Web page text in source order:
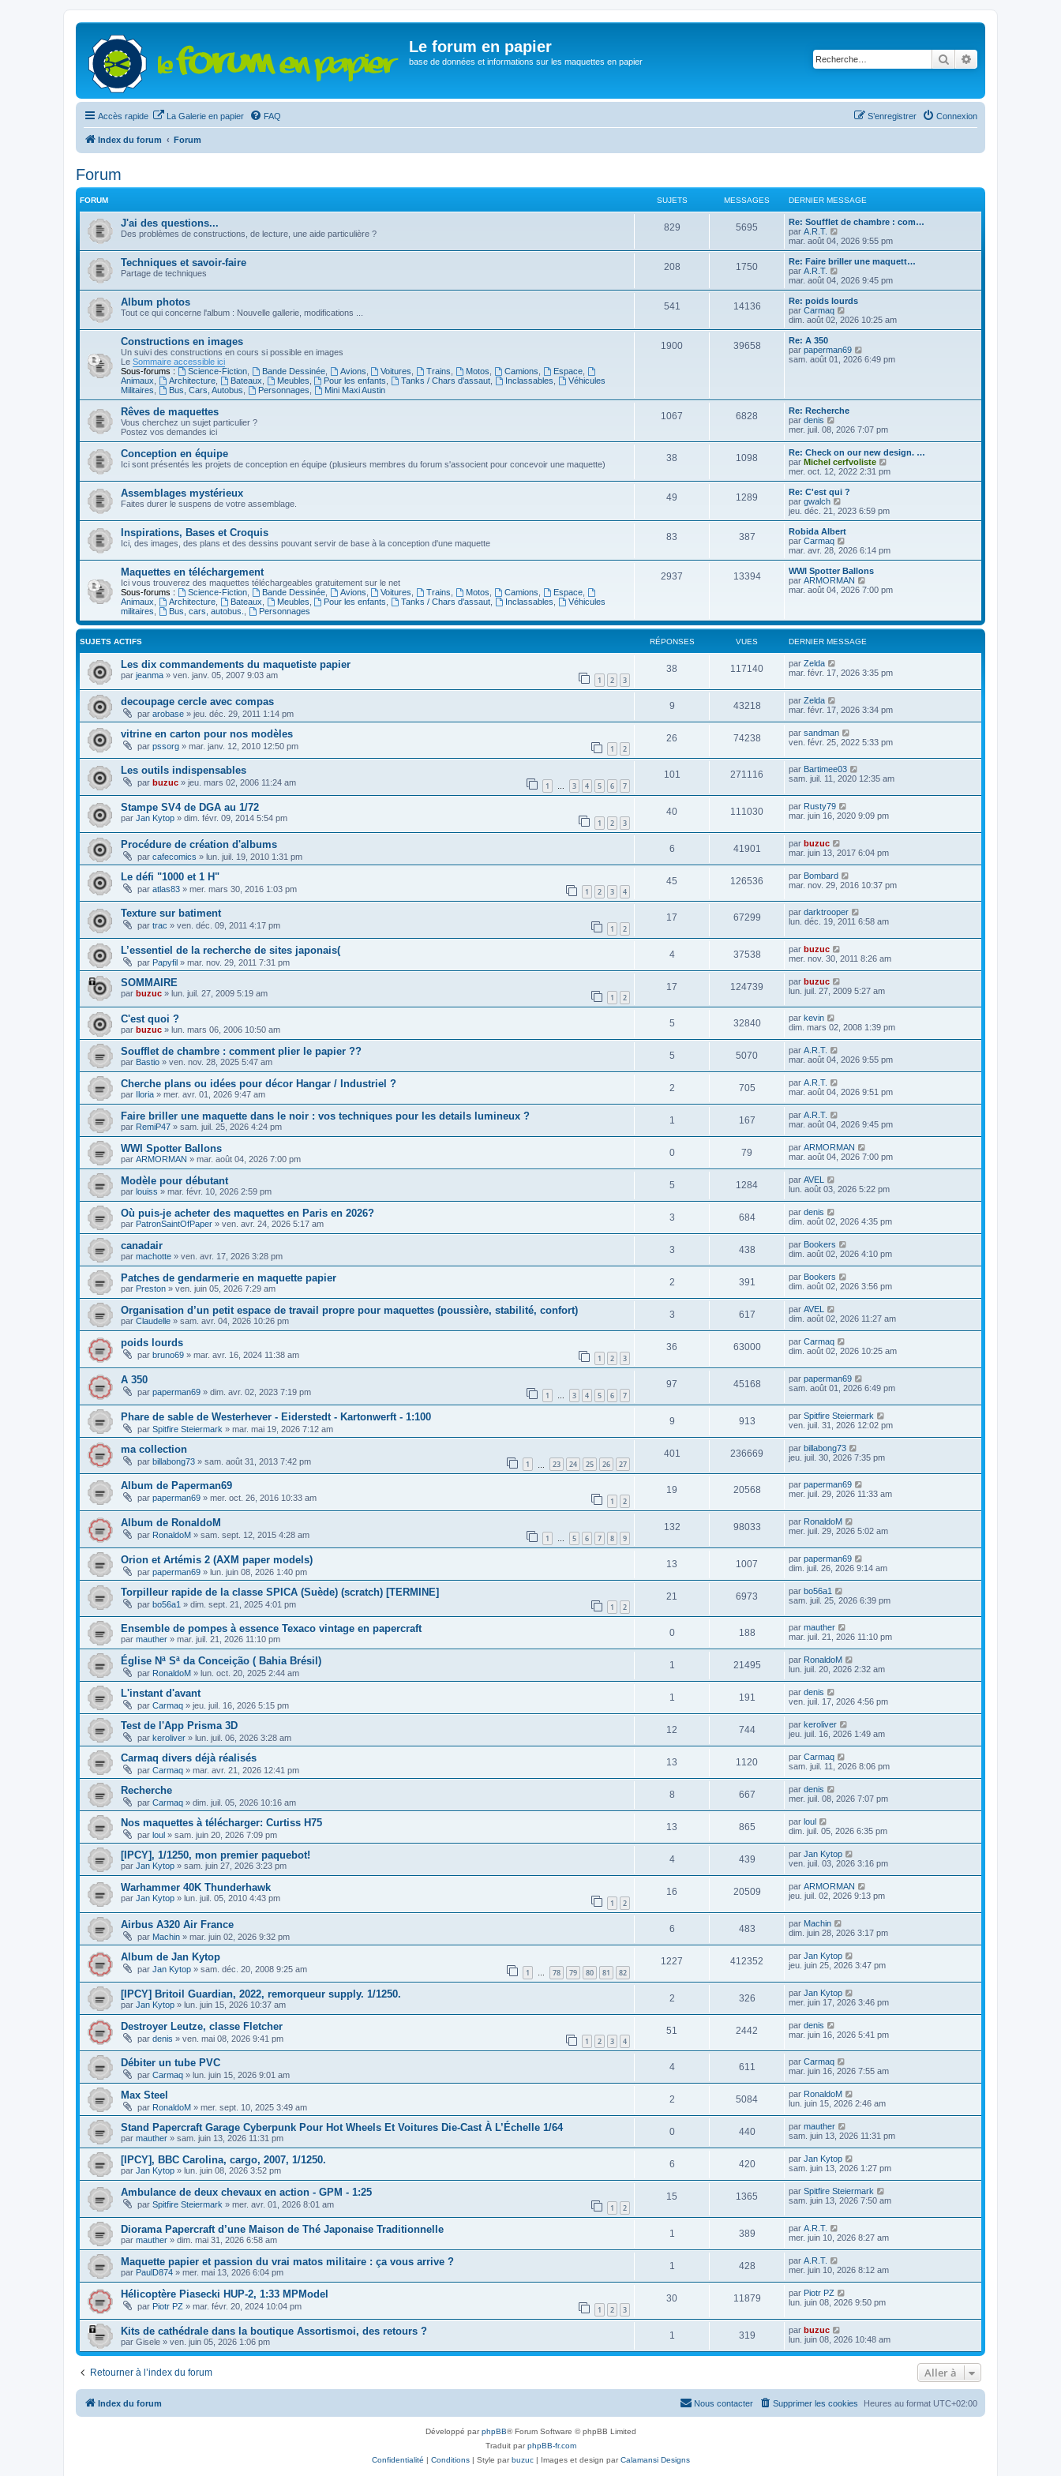
Le forum en papier
base de données et informations sur les maquettes en papier Rechercher
Accès rapide La Galerie en papier FAQ Connexion
S’enregistrer
Index du forum Forum
Forum
FORUM SUJETS MESSAGES DERNIER MESSAGE
J'ai des questions...
Des problèmes de constructions, de lecture, une aide particulière ?
829 5695
Re: Soufflet de chambre : com…
par A.R.T.
o
i
r
e
r
n
i
m
e
g
e
mar. août 04, 2026 9:55 pm
Techniques et savoir-faire
Partage de techniques
208 1750
Re: Faire briller une maquett…
par A.R.T.
o
i
r
l
e
n
i
e
s
a
g
e
mar. août 04, 2026 9:45 pm
Album photos
Tout ce qui concerne l'album : Nouvelle gallerie, modifications ...
541 14136
Re: poids lourds
par Carmaq
o
i
l
e
i
e
m
e
s
s
a
g
e
dim. août 02, 2026 10:25 am
Constructions en images
Un suivi des constructions en cours si possible en images
Le Sommaire accessible ici
Sous-forums :
Science-Fiction, Bande Dessinée, Avions Voitures Trains Motos Camions Espace,
Animaux
Architecture, Bateaux Meubles Pour les enfants Tanks / Chars d'assaut Inclassables
Véhicules
Militaires
Bus, Cars, Autobus Personnages Mini Maxi Austin
1900 39658
Re: A 350
par paperman69
o
r
n
i
e
r
m
e
a
g
sam. août 01, 2026 6:49 pm
Rêves de maquettes
Vous cherchez un sujet particulier ?
Postez vos demandes ici
1067 6828
Re: Recherche
par denis
o
l
e
d
e
r
n
e
r
m
e
s
s
a
g
mer. juil. 08, 2026 7:07 pm
Conception en équipe
Ici sont présentés les projets de conception en équipe (plusieurs membres du forum s'associent pour concevoir une maquette)
38 1098
Re: Check on our new design. …
par Michel cerfvoliste
o
i
e
i
e
a
g
mer. oct. 12, 2022 2:31 pm
Assemblages mystérieux
Faites durer le suspens de votre assemblage.
49 1289
Re: C'est qui ?
par gwalch
o
i
r
l
e
e
r
n
i
m
e
s
s
g
jeu. déc. 21, 2023 6:59 pm
Inspirations, Bases et Croquis
Ici, des images, des plans et des dessins pouvant servir de base à la conception d'une maquette
83 387
Robida Albert
par Carmaq
o
i
r
l
e
n
e
r
e
s
g
e
mar. avr. 28, 2026 6:14 pm
Maquettes en téléchargement
Ici vous trouverez des maquettes téléchargeables gratuitement sur le net
Sous-forums :
Science-Fiction, Bande Dessinée, Avions Voitures Trains Motos Camions Espace,
Animaux
Architecture, Bateaux Meubles Pour les enfants Tanks / Chars d'assaut Inclassables
Véhicules
militaires
Bus, cars, autobus. Personnages
2937 13394
WWI Spotter Ballons
par ARMORMAN
o
e
e
r
i
r
e
s
a
e
mar. août 04, 2026 7:00 pm
SUJETS ACTIFS RÉPONSES VUES DERNIER MESSAGE
Les dix commandements du maquetiste papier
par jeanma » ven. janv. 05, 2007 9:03 am 1 2 3
38 117140 par Zelda
mar. févr. 17, 2026 3:35 pm
decoupage cercle avec compas
par arobase » jeu. déc. 29, 2011 1:14 pm
9 43218 par Zelda
mar. févr. 17, 2026 3:34 pm
vitrine en carton pour nos modèles
par pssorg » mar. janv. 12, 2010 12:50 pm 1 2
26 74238 par sandman
ven. févr. 25, 2022 5:33 pm
Les outils indispensables
par buzuc » jeu. mars 02, 2006 11:24 am 1 … 3 4 5 6 7
101 271116 par Bartimee03
sam. juil. 11, 2020 12:35 am
Stampe SV4 de DGA au 1/72
par Jan Kytop » dim. févr. 09, 2014 5:54 pm 1 2 3
40 111030 par Rusty79
mar. juin 16, 2020 9:09 pm
Procédure de création d'albums
par cafecomics » lun. juil. 19, 2010 1:31 pm
6 41901 par buzuc
mar. juin 13, 2017 6:04 pm
Le défi "1000 et 1 H"
par atlas83 » mer. mars 30, 2016 1:03 pm 1 2 3 4
45 126536 par Bombard
mar. nov. 29, 2016 10:37 pm
Texture sur batiment
par trac » ven. déc. 09, 2011 4:17 pm 1 2
17 67299 par darktrooper
lun. déc. 19, 2011 6:58 am
L’essentiel de la recherche de sites japonais(
par Papyfil » mar. nov. 29, 2011 7:31 pm
4 37538 par buzuc
mer. nov. 30, 2011 8:26 am
SOMMAIRE
par buzuc » lun. juil. 27, 2009 5:19 am 1 2
17 124739 par buzuc
lun. juil. 27, 2009 5:27 am
C'est quoi ?
par buzuc » lun. mars 06, 2006 10:50 am
5 32840 par kevin
dim. mars 02, 2008 1:39 pm
Soufflet de chambre : comment plier le papier ??
par Bastio » ven. nov. 28, 2025 5:47 am
5 5070 par A.R.T.
mar. août 04, 2026 9:55 pm
Cherche plans ou idées pour décor Hangar / Industriel ?
par Iloria » mer. avr. 01, 2026 9:47 am
2 705 par A.R.T.
mar. août 04, 2026 9:51 pm
Faire briller une maquette dans le noir : vos techniques pour les details lumineux ?
par RemiP47 » sam. juil. 25, 2026 4:24 pm
1 167 par A.R.T.
mar. août 04, 2026 9:45 pm
WWI Spotter Ballons
par ARMORMAN » mar. août 04, 2026 7:00 pm
0 79 par ARMORMAN
mar. août 04, 2026 7:00 pm
Modèle pour débutant
par louiss » mar. févr. 10, 2026 2:59 pm
5 1284 par AVEL
lun. août 03, 2026 5:22 pm
Où puis-je acheter des maquettes en Paris en 2026?
par PatronSaintOfPaper » ven. avr. 24, 2026 5:17 am
3 684 par denis
dim. août 02, 2026 4:35 pm
canadair
par machotte » ven. avr. 17, 2026 3:28 pm
3 438 par Bookers
dim. août 02, 2026 4:10 pm
Patches de gendarmerie en maquette papier
par Preston » ven. juin 05, 2026 7:29 am
2 391 par Bookers
dim. août 02, 2026 3:56 pm
Organisation d’un petit espace de travail propre pour maquettes (poussière, stabilité, confort)
par Claudelle » sam. avr. 04, 2026 10:26 pm
3 617 par AVEL
dim. août 02, 2026 11:27 am
poids lourds
par bruno69 » mar. avr. 16, 2024 11:38 am 1 2 3
36 63000 par Carmaq
dim. août 02, 2026 10:25 am
A 350
par paperman69 » dim. avr. 02, 2023 7:19 pm 1 … 3 4 5 6 7
97 45168 par paperman69
sam. août 01, 2026 6:49 pm
Phare de sable de Westerhever - Eiderstedt - Kartonwerft - 1:100
par Spitfire Steiermark » mar. mai 19, 2026 7:12 am
9 913 par Spitfire Steiermark
ven. juil. 31, 2026 12:02 pm
ma collection
par billabong73 » sam. août 31, 2013 7:42 pm 1 23 24 25 26 27
401 236669 par billabong73
jeu. juil. 30, 2026 7:35 pm
Album de Paperman69
par paperman69 » mer. oct. 26, 2016 10:33 am 1 2
19 20568 par paperman69
mer. juil. 29, 2026 11:33 am
Album de RonaldoM
par RonaldoM » sam. sept. 12, 2015 4:28 am 1 … 5 6 7 8 9
132 98033 par RonaldoM
mer. juil. 29, 2026 5:02 am
Orion et Artémis 2 (AXM paper models)
par paperman69 » lun. juin 08, 2026 1:40 pm
13 1007 par paperman69
dim. juil. 26, 2026 9:14 am
Torpilleur rapide de la classe SPICA (Suède) (scratch) [TERMINE]
par bo56a1 » dim. sept. 21, 2025 4:01 pm 1 2
21 6973 par bo56a1
sam. juil. 25, 2026 6:39 pm
Ensemble de pompes à essence Texaco vintage en papercraft
par mauther » mar. juil. 21, 2026 11:10 pm
0 188 par mauther
mar. juil. 21, 2026 11:10 pm
Église Nª Sª da Conceição ( Bahia Brésil)
par RonaldoM » lun. oct. 20, 2025 2:44 am
1 21495 par RonaldoM
lun. juil. 20, 2026 2:32 am
L'instant d'avant
par Carmaq » jeu. juil. 16, 2026 5:15 pm
1 191 par denis
ven. juil. 17, 2026 4:56 pm
Test de l'App Prisma 3D
par keroliver » lun. juil. 06, 2026 3:28 am
12 744 par keroliver
jeu. juil. 16, 2026 1:49 am
Carmaq divers déjà réalisés
par Carmaq » mar. avr. 21, 2026 12:41 pm
13 1120 par Carmaq
sam. juil. 11, 2026 8:06 pm
Recherche
par Carmaq » dim. juil. 05, 2026 10:16 am
8 667 par denis
mer. juil. 08, 2026 7:07 pm
Nos maquettes à télécharger: Curtiss H75
par loul » sam. juin 20, 2026 7:09 pm
13 865 par loul
dim. juil. 05, 2026 6:35 pm
[IPCY], 1/1250, mon premier paquebot!
par Jan Kytop » sam. juin 27, 2026 3:23 pm
4 439 par Jan Kytop
ven. juil. 03, 2026 3:16 pm
Warhammer 40K Thunderhawk
par Jan Kytop » lun. juil. 05, 2010 4:43 pm 1 2
16 20509 par ARMORMAN
jeu. juil. 02, 2026 9:13 pm
Airbus A320 Air France
par Machin » mar. juin 02, 2026 9:32 pm
6 483 par Machin
dim. juin 28, 2026 3:17 pm
Album de Jan Kytop
par Jan Kytop » sam. déc. 20, 2008 9:25 am 1 … 78 79 80 81 82
1227 412352 par Jan Kytop
jeu. juin 25, 2026 3:47 pm
[IPCY] Britoil Guardian, 2022, remorqueur supply. 1/1250.
par Jan Kytop » lun. juin 15, 2026 10:37 am
2 326 par Jan Kytop
mer. juin 17, 2026 3:46 pm
Destroyer Leutze, classe Fletcher
par denis » ven. mai 08, 2026 9:41 pm 1 2 3 4
51 2442 par denis
mar. juin 16, 2026 5:41 pm
Débiter un tube PVC
par Carmaq » lun. juin 15, 2026 9:01 am
4 611 par Carmaq
mar. juin 16, 2026 7:55 am
Max Steel
par RonaldoM » mer. sept. 10, 2025 3:49 am
2 5084 par RonaldoM
lun. juin 15, 2026 2:46 am
Stand Papercraft Garage Cyberpunk Pour Hot Wheels Et Voitures Die-Cast À L’Échelle 1/64
par mauther » sam. juin 13, 2026 11:31 pm
0 440 par mauther
sam. juin 13, 2026 11:31 pm
[IPCY], BBC Carolina, cargo, 2007, 1/1250.
par Jan Kytop » lun. juin 08, 2026 3:52 pm
6 420 par Jan Kytop
sam. juin 13, 2026 1:27 pm
Ambulance de deux chevaux en action - GPM - 1:25
par Spitfire Steiermark » mer. avr. 01, 2026 8:01 am 1 2
15 1365 par Spitfire Steiermark
sam. juin 13, 2026 7:50 am
Diorama Papercraft d’une Maison de Thé Japonaise Traditionnelle
par mauther » dim. mai 31, 2026 6:58 am
1 389 par A.R.T.
mer. juin 10, 2026 8:27 am
Maquette papier et passion du vrai matos militaire : ça vous arrive ?
par PaulD874 » mer. mai 13, 2026 6:04 pm
1 428 par A.R.T.
mer. juin 10, 2026 8:12 am
Hélicoptère Piasecki HUP-2, 1:33 MPModel
par Piotr PZ » mar. févr. 20, 2024 10:04 pm 1 2 3
30 11879 par Piotr PZ
lun. juin 08, 2026 9:50 pm
Kits de cathédrale dans la boutique Assortismoi, des retours ?
par Gisele » ven. juin 05, 2026 1:06 pm
1 319 par buzuc
lun. juin 08, 2026 10:48 am
Retourner à l’index du forum Aller à
Index du forum Heures au format UTC+02:00
Supprimer les cookies
Nous contacter
Développé parphpBB® Forum Software © phpBB Limited
Traduit parphpBB-fr.com
Confidentialité | Conditions| Style parbuzuc| Images et design parCalamansi Designs